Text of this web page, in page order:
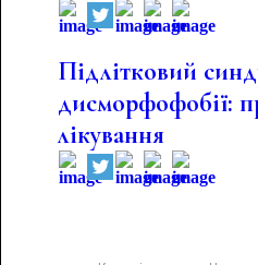
Підлітковий
дисморфофобії:
лікування